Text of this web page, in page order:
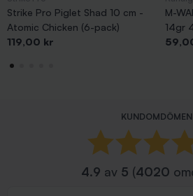
Strike Pro Piglet Shad 10 cm -
Atomic Chicken (6-pack)
Pris
119,00 kr
M-
14gr
Pris
KUNDOMDÖMEN
4.9 av 5 (4020